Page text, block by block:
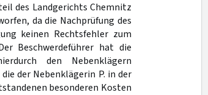
des Landgerichts Chemnitz
da die Nachprüfung des
keinen Rechtsfehler zum
Beschwerdeführer hat die
den Nebenklägern
der Nebenklägerin P. in der
besonderen Kosten